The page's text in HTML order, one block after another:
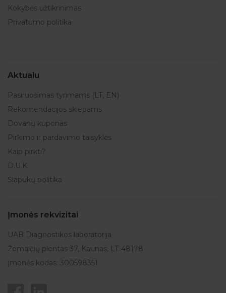
Kokybės užtikrinimas
Privatumo politika
Aktualu
Pasiruošimas tyrimams (LT, EN)
Rekomendacijos skiepams
Dovanų kuponas
Pirkimo ir pardavimo taisyklės
Kaip pirkti?
D.U.K.
Slapukų politika
Įmonės rekvizitai
UAB Diagnostikos laboratorija
Žemaičių plentas 37, Kaunas, LT-48178
Įmonės kodas: 300598351